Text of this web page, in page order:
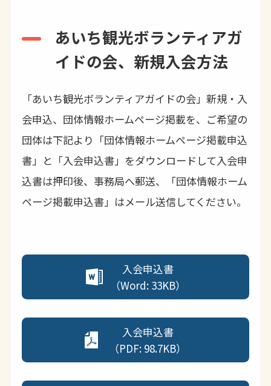
あいち観光ボランティアガ
イドの会、新規入会方法
「あいち観光ボランティアガイドの会」新規・入
会申込、団体情報ホームページ掲載を、ご希望の
団体は下記より「団体情報ホームページ掲載申込
書」と「入会申込書」をダウンロードして入会申
込書は押印後、事務局へ郵送、「団体情報ホーム
ページ掲載申込書」はメール送信してください。
入会申込書
（Word: 33KB）
入会申込書
（PDF: 98.7KB）